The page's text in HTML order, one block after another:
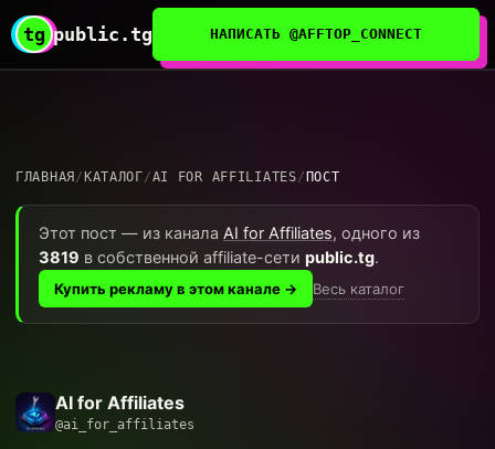
tg public.tg НАПИСАТЬ @AFFTOP_CONNECT
ГЛАВНАЯ / КАТАЛОГ/AI FOR AFFILIATES/ ПОСТ
Этот пост — из канала AI for Affiliates, одного из
3819 в собственной affiliate-сети public.tg.
Купить рекламу в этом канале → Весь каталог
AI for Affiliates
@ai_for_affiliates